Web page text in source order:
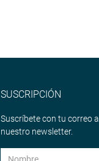
SUSCRIPCIÓN
Suscríbete con tu correo a
nuestro newsletter.